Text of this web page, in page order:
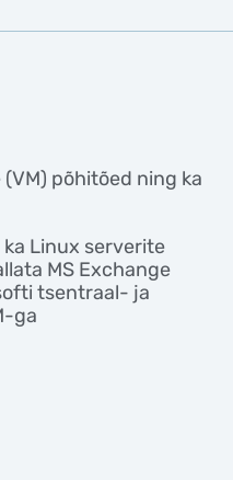
põhitõed ning ka
Linux serverite
MS Exchange
tsentraal- ja
ga